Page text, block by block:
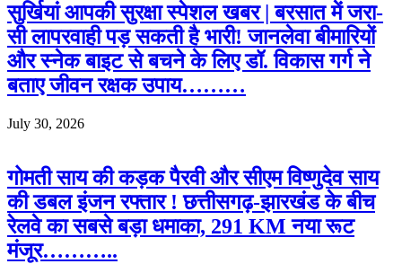
सुर्खियां आपकी सुरक्षा स्पेशल खबर | बरसात में जरा-
सी लापरवाही पड़ सकती है भारी! जानलेवा बीमारियों
और स्नेक बाइट से बचने के लिए डॉ. विकास गर्ग ने
बताए जीवन रक्षक उपाय………
July 30, 2026
गोमती साय की कड़क पैरवी और सीएम विष्णुदेव साय
की डबल इंजन रफ्तार ! छत्तीसगढ़-झारखंड के बीच
रेलवे का सबसे बड़ा धमाका, 291 KM नया रूट
मंजूर………..